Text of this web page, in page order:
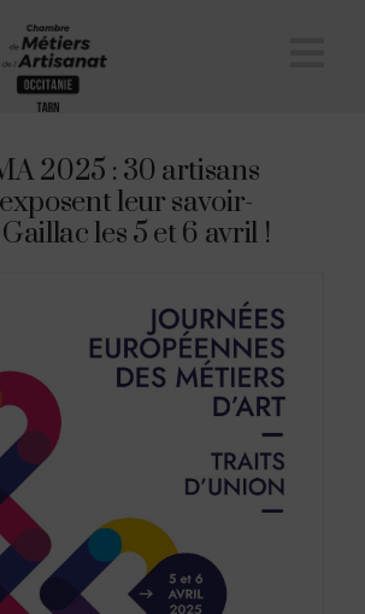
2025 : 30 artisans
leur savoir-
les 5 et 6 avril !